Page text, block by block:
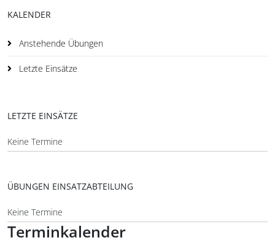
KALENDER
Anstehende Übungen
Letzte Einsätze
LETZTE EINSÄTZE
Keine Termine
ÜBUNGEN EINSATZABTEILUNG
Keine Termine
Terminkalender